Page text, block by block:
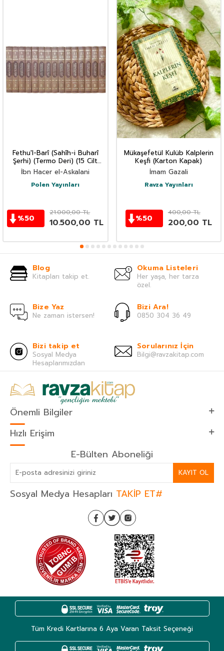
Fethu'l-Barî (Sahîh-i Buharî
Şerhi) (Termo Deri) (15 Cilt
Takım)
İbn Hacer el-Askalani
Polen Yayınları
%50
21.000,00TL
10.500,00 TL
Mükaşefetül Kulüb Kalplerin
Keşfi (Karton Kapak)
İmam Gazali
Ravza Yayınları
%50
400,00TL
200,00 TL
Blog
Kitapları takip et.
Okuma Listeleri
Her yaşa, her tarza
özel.
Bize Yaz
Ne zaman istersen!
Bizi Ara!
0850 304 36 49
Bizi takip et
Sosyal Medya
Hesaplarımızdan
Sorularınız İçin
Bilgi@ravzakitap.com
Önemli Bilgiler
Hızlı Erişim
E-Bülten Aboneliği
KAYIT OL
Sosyal Medya Hesapları TAKİP ET#
Tüm Kredi Kartlarına 6 Aya Varan Taksit Seçeneği